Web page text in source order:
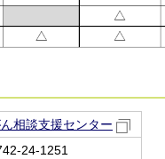
相談支援センター
24-1251